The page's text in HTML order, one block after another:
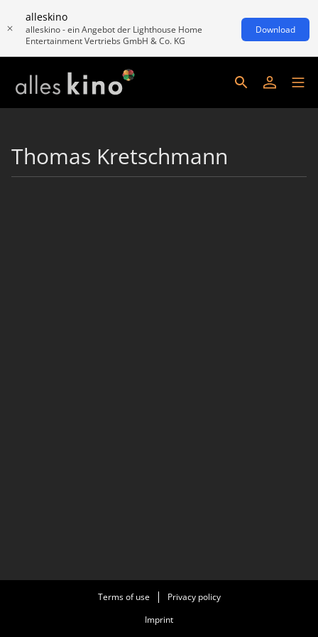
alleskino
alleskino - ein Angebot der Lighthouse Home
Entertainment Vertriebs GmbH & Co. KG
Download
Thomas Kretschmann
Terms of use
Privacy policy
Imprint